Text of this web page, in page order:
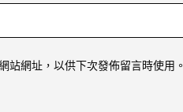
站網址，以供下次發佈留言時使用。